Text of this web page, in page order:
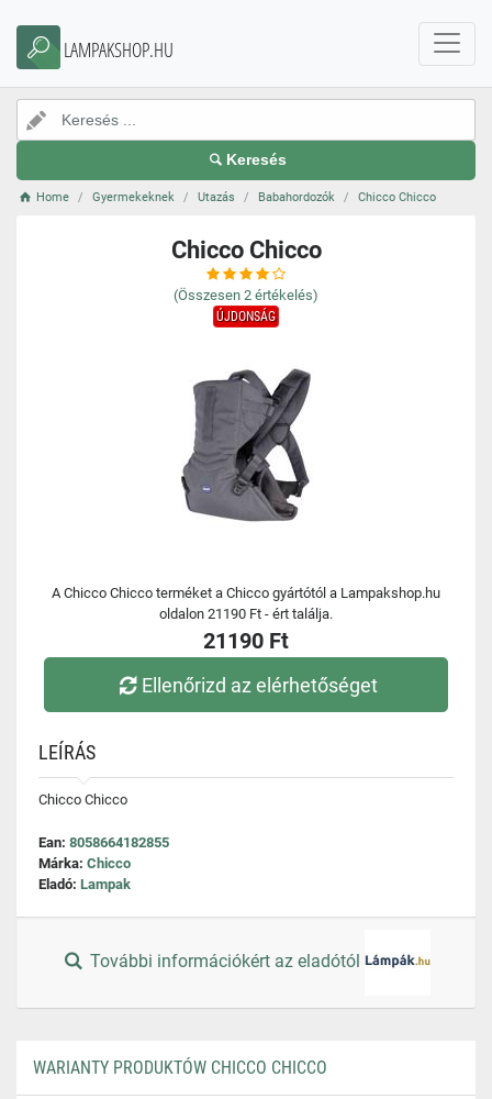
LAMPAKSHOP.HU
Keresés
Home Gyermekeknek Utazás Babahordozók Chicco Chicco
Chicco Chicco
(Összesen 2 értékelés)
ÚJDONSÁG
A Chicco Chicco terméket a Chicco gyártótól a Lampakshop.hu
oldalon 21190 Ft - ért találja.
21190 Ft
Ellenőrizd az elérhetőséget
LEÍRÁS
Chicco Chicco
Ean: 8058664182855
Márka: Chicco
Eladó: Lampak
További információkért az eladótól
WARIANTY PRODUKTÓW CHICCO CHICCO